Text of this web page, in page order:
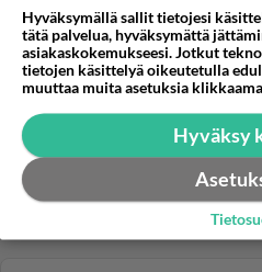
Hyväksymällä sallit tietojesi
tätä palvelua, hyväksymättä
asiakaskokemukseesi. Jotkut
tietojen käsittelyä oikeutetulla
muuttaa muita asetuksia
Hyväksy